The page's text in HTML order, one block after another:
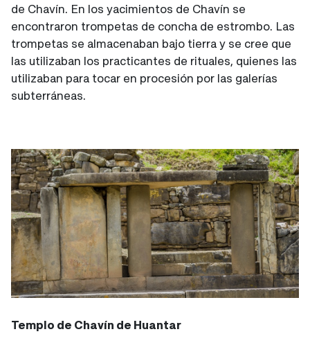
de Chavín. En los yacimientos de Chavín se
encontraron trompetas de concha de estrombo. Las
trompetas se almacenaban bajo tierra y se cree que
las utilizaban los practicantes de rituales, quienes las
utilizaban para tocar en procesión por las galerías
subterráneas.
Templo de Chavín de Huantar